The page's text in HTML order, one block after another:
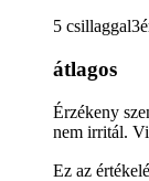
5
átlagos
Érzékeny
nem irritál.
Ez az